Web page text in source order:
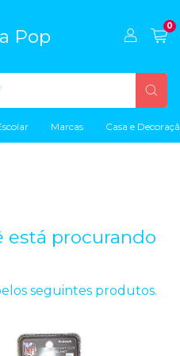
Pop 0
Marcas Casa e
está procurando
seguintes produtos.